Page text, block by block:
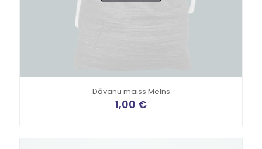
Dāvanu maiss Melns
1,00 €